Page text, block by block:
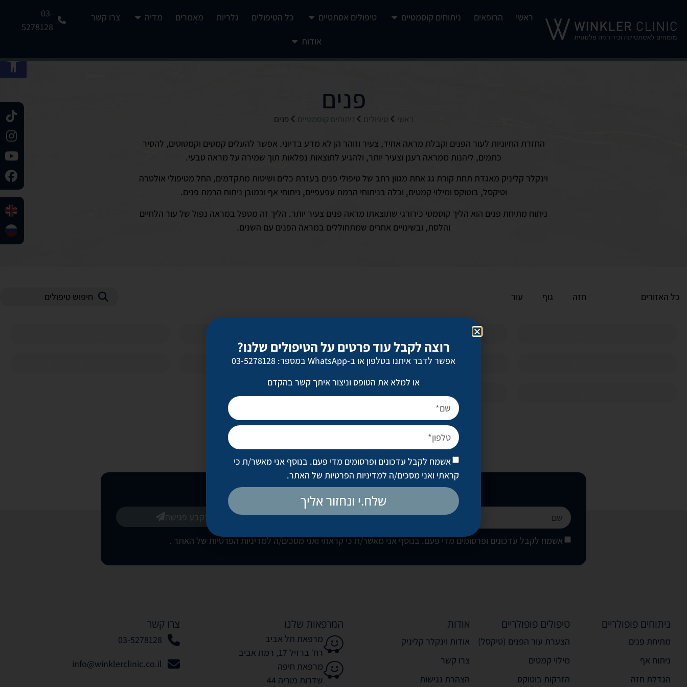
ראשי הרופאים ניתוחים קוסמטיים טיפולים אסתטיים כל הטיפולים גלריות מאמרים מדיה צרו קשר
אודות
03-
5278128
פנים
ראשי טיפולים ניתוחים קוסמטיים פנים
החזרת החיוניות לעור הפנים וקבלת מראה אחיד, צעיר וזוהר הן לא מדע בדיוני. אפשר להעלים קמטים וקמטוטים, להסיר
כתמים, ליהנות ממראה רענן וצעיר יותר, ולהגיע לתוצאות נפלאות תוך שמירה על מראה טבעי.
וינקלר קליניק מאגדת תחת קורת גג אחת מגוון רחב של טיפולי פנים בעזרת כלים ושיטות מתקדמים, החל מטיפולי אולטרה
וטיקסל, בוטוקס ומילוי קמטים, וכלה בניתוחי הרמת עפעפיים, ניתוחי אף וכמובן ניתוח הרמת פנים.
ניתוח מתיחת פנים הוא הליך קוסמטי כירורגי שתוצאתו מראה פנים צעיר יותר. הליך זה מטפל במראה נפול של עור הלחיים
והלסת, ובשינויים אחרים שמתחוללים במראה הפנים עם השנים.
כל האזורים חזה גוף עור
הרמת גבות הצמדת אוזניים
לקביעת פגישת ייעוץ
אשמח לקבל עדכונים ופרסומים מדי פעם. בנוסף אני מאשר/ת כי קראתי ואני מסכים/הלמדיניות הפרטיות של האתר .
בואו נקבע פגישה
ניתוחים פופולריים
מתיחת פנים
ניתוח אף
הגדלת חזה
טיפולים פופולריים
הצערת עור הפנים (טיקסל)
מילוי קמטים
הזרקות בוטוקס
אודות
אודות וינקלר קליניק
צרו קשר
הצהרת נגישות
המרפאות שלנו
מרפאת תל אביב
רח׳ ברזיל 17, רמת אביב
מרפאת חיפה
שדרות מוריה 44
צרו קשר
03-5278128
info@winklerclinic.co.il
רוצה לקבל עוד פרטים על הטיפולים שלנו?
אפשר לדבר איתנו בטלפון או ב-WhatsApp במספר: 03-5278128
או למלא את הטופס וניצור איתך קשר בהקדם
אשמח לקבל עדכונים ופרסומים מדי פעם. בנוסף אני מאשר/ת כי
קראתי ואני מסכים/ה למדיניות הפרטיות של האתר.
שלח.י ונחזור אליך